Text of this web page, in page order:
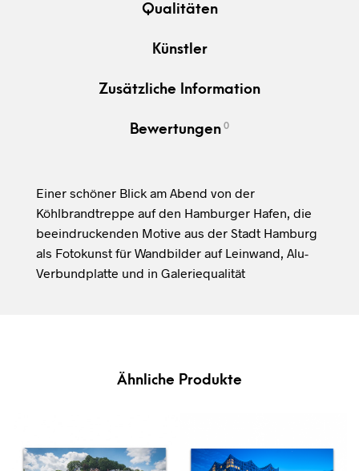
Qualitäten
Künstler
Zusätzliche Information
Bewertungen 0
Einer schöner Blick am Abend von der
Köhlbrandtreppe auf den Hamburger Hafen, die
beeindruckenden Motive aus der Stadt Hamburg
als Fotokunst für Wandbilder auf Leinwand, Alu-
Verbundplatte und in Galeriequalität
Ähnliche Produkte